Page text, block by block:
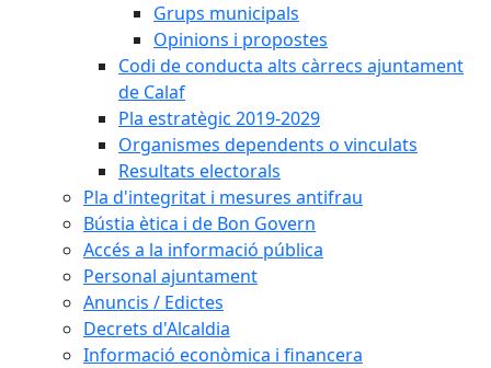
Grups municipals
Opinions i propostes
Codi de conducta alts càrrecs ajuntament
de Calaf
Pla estratègic 2019-2029
Organismes dependents o vinculats
Resultats electorals
Pla d'integritat i mesures antifrau
Bústia ètica i de Bon Govern
Accés a la informació pública
Personal ajuntament
Anuncis / Edictes
Decrets d'Alcaldia
Informació econòmica i financera